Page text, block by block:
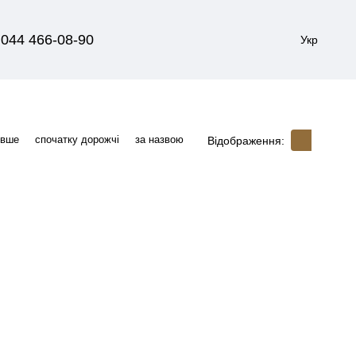
044 466-08-90 Укр
спочатку дорожчі за назвою Відображення: